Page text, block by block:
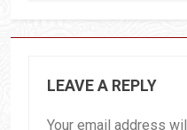
LEAVE A REPLY
Your email address